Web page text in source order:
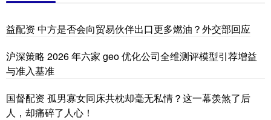
益配资 中方是否会向贸易伙伴出口更多燃油？外交部回应
沪深策略 2026 年六家 geo 优化公司全维测评模型引荐增益
与准入基准
国督配资 孤男寡女同床共枕却毫无私情？这一幕羡煞了后
人，却痛碎了人心！